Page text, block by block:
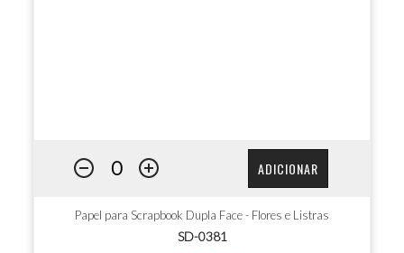
ADICIONAR
Papel para Scrapbook Dupla Face - Flores e Listras
SD-0381